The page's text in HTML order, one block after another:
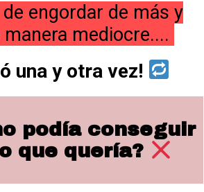
engordar de más y
mediocre....
una y otra vez!
podía conseguir
que quería?